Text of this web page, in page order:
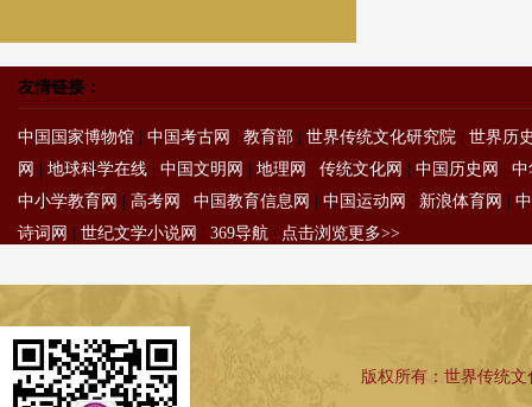
友情链接：
中国国家博物馆 中国考古网 教育部 世界传统文化研究院
世界历
网
地球科学在线 中国文明网 地理网 传统文化网 中国历史网
中
中小学教育网
高考网 中国教育信息网 中国运动网 新浪体育网
诗词网
世纪文学小说网 369导航 点击浏览更多>>
版权所有：世界传统